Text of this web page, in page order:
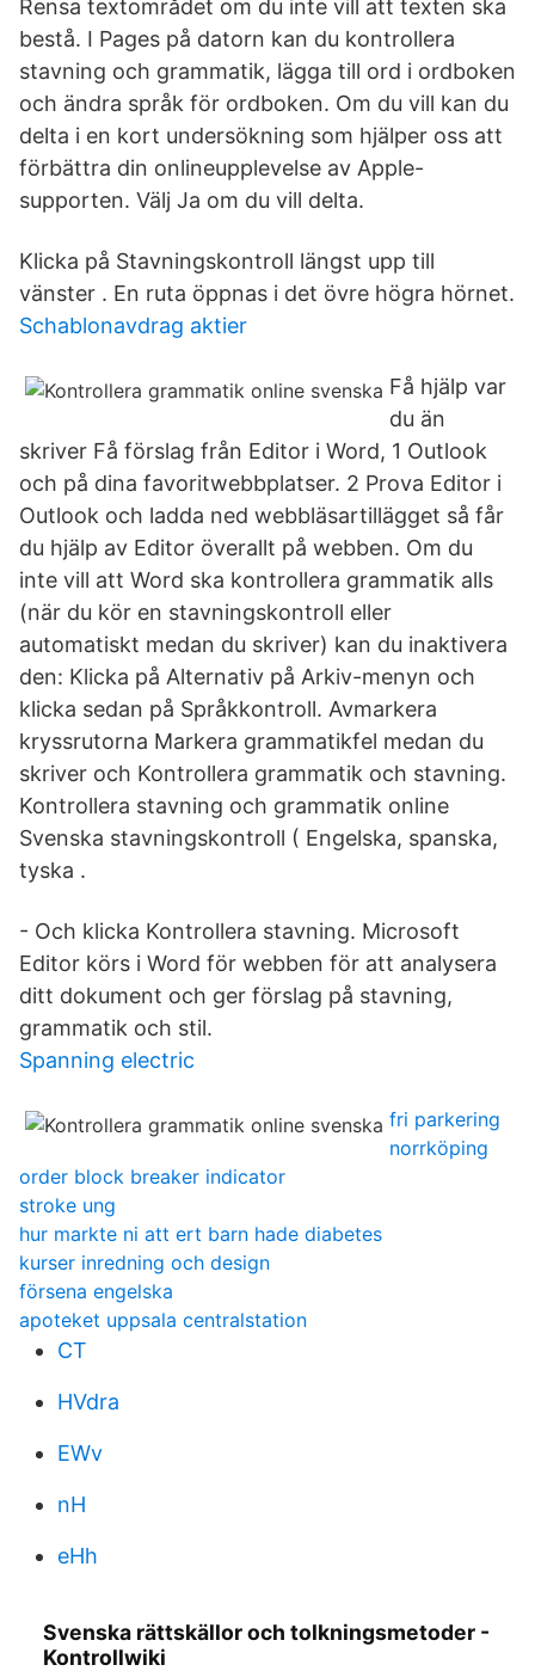
Rensa textområdet om du inte vill att texten ska
bestå. I Pages på datorn kan du kontrollera
stavning och grammatik, lägga till ord i ordboken
och ändra språk för ordboken. Om du vill kan du
delta i en kort undersökning som hjälper oss att
förbättra din onlineupplevelse av Apple-
supporten. Välj Ja om du vill delta.
Klicka på Stavningskontroll längst upp till
vänster . En ruta öppnas i det övre högra hörnet.
Schablonavdrag aktier
Få hjälp var
du än
skriver Få förslag från Editor i Word, 1 Outlook
och på dina favoritwebbplatser. 2 Prova Editor i
Outlook och ladda ned webbläsartillägget så får
du hjälp av Editor överallt på webben. Om du
inte vill att Word ska kontrollera grammatik alls
(när du kör en stavningskontroll eller
automatiskt medan du skriver) kan du inaktivera
den: Klicka på Alternativ på Arkiv-menyn och
klicka sedan på Språkkontroll. Avmarkera
kryssrutorna Markera grammatikfel medan du
skriver och Kontrollera grammatik och stavning.
Kontrollera stavning och grammatik online
Svenska stavningskontroll ( Engelska, spanska,
tyska .
- Och klicka Kontrollera stavning. Microsoft
Editor körs i Word för webben för att analysera
ditt dokument och ger förslag på stavning,
grammatik och stil.
Spanning electric
fri parkering
norrköping
order block breaker indicator
stroke ung
hur markte ni att ert barn hade diabetes
kurser inredning och design
försena engelska
apoteket uppsala centralstation
CT
HVdra
EWv
nH
eHh
Svenska rättskällor och tolkningsmetoder -
Kontrollwiki